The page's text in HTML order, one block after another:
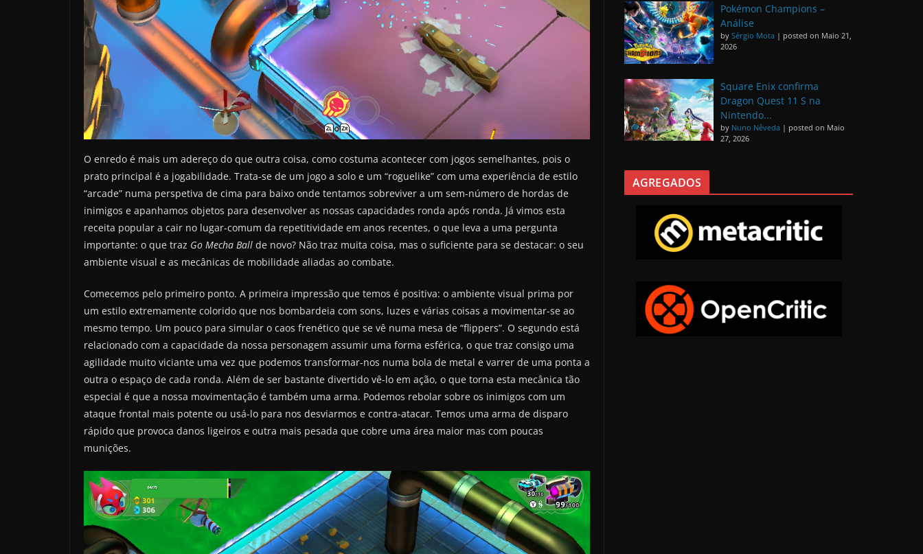
O enredo é mais um adereço do que outra coisa, como costuma acontecer com jogos semelhantes, pois o
prato principal é a jogabilidade. Trata-se de um jogo a solo e um “roguelike” com uma experiência de estilo
“arcade” numa perspetiva de cima para baixo onde tentamos sobreviver a um sem-número de hordas de
inimigos e apanhamos objetos para desenvolver as nossas capacidades ronda após ronda. Já vimos esta
receita popular a cair no lugar-comum da repetitividade em anos recentes, o que leva a uma pergunta
importante: o que traz Go Mecha Ball de novo? Não traz muita coisa, mas o suficiente para se destacar: o seu
ambiente visual e as mecânicas de mobilidade aliadas ao combate.
Comecemos pelo primeiro ponto. A primeira impressão que temos é positiva: o ambiente visual prima por
um estilo extremamente colorido que nos bombardeia com sons, luzes e várias coisas a movimentar-se ao
mesmo tempo. Um pouco para simular o caos frenético que se vê numa mesa de “flippers”. O segundo está
relacionado com a capacidade da nossa personagem assumir uma forma esférica, o que traz consigo uma
agilidade muito viciante uma vez que podemos transformar-nos numa bola de metal e varrer de uma ponta a
outra o espaço de cada ronda. Além de ser bastante divertido vê-lo em ação, o que torna esta mecânica tão
especial é que a nossa movimentação é também uma arma. Podemos rebolar sobre os inimigos com um
ataque frontal mais potente ou usá-lo para nos desviarmos e contra-atacar. Temos uma arma de disparo
rápido que provoca danos ligeiros e outra mais pesada que cobre uma área maior mas com poucas
munições.
Pokémon Champions –
Análise
by Sérgio Mota | posted on Maio 21,
2026
Square Enix confirma
Dragon Quest 11 S na
Nintendo...
by Nuno Nêveda | posted on Maio
27, 2026
AGREGADOS